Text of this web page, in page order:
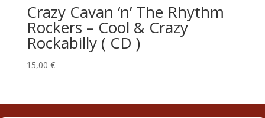
Crazy Cavan ‘n’ The Rhythm
Rockers – Cool & Crazy
Rockabilly ( CD )
15,00 €